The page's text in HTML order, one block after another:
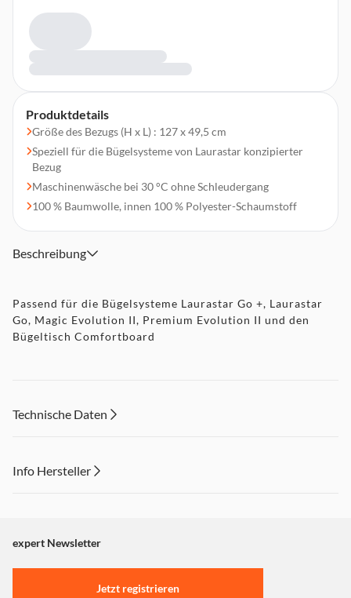
Produktdetails
Größe des Bezugs (H x L) : 127 x 49,5 cm
Speziell für die Bügelsysteme von Laurastar konzipierter
Bezug
Maschinenwäsche bei 30 °C ohne Schleudergang
100 % Baumwolle, innen 100 % Polyester-Schaumstoff
Beschreibung
Passend für die Bügelsysteme Laurastar Go +, Laurastar
Go, Magic Evolution II, Premium Evolution II und den
Bügeltisch Comfortboard
Technische Daten
Info Hersteller
"Marketing".
Einstellungen anpassen
expert Newsletter
Jetzt registrieren